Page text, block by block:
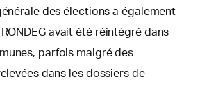
des élections a également
avait été réintégré dans
parfois malgré des
dans les dossiers de